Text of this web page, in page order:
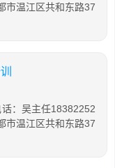
市温江区共和东路37
：吴主任18382252
市温江区共和东路37